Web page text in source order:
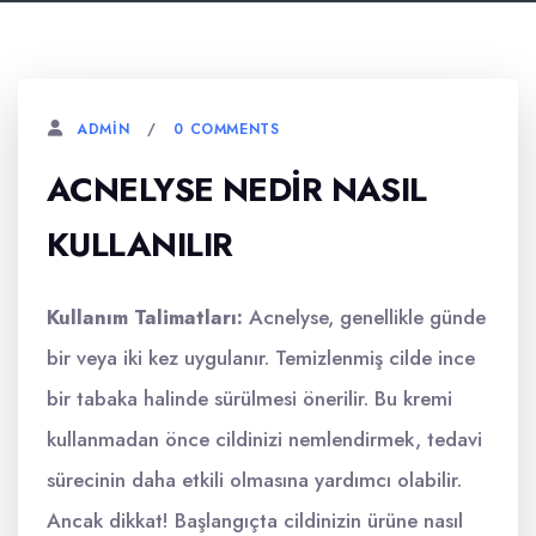
ADMIN 0 COMMENTS
ACNELYSE NEDIR NASIL
KULLANILIR
Kullanım Talimatları: Acnelyse, genellikle günde
bir veya iki kez uygulanır. Temizlenmiş cilde ince
bir tabaka halinde sürülmesi önerilir. Bu kremi
kullanmadan önce cildinizi nemlendirmek, tedavi
sürecinin daha etkili olmasına yardımcı olabilir.
Ancak dikkat! Başlangıçta cildinizin ürüne nasıl